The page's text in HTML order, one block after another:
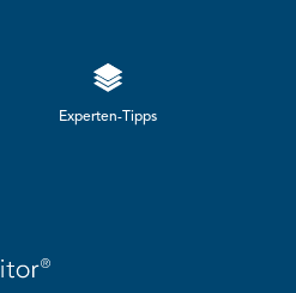
Experten-Tipps